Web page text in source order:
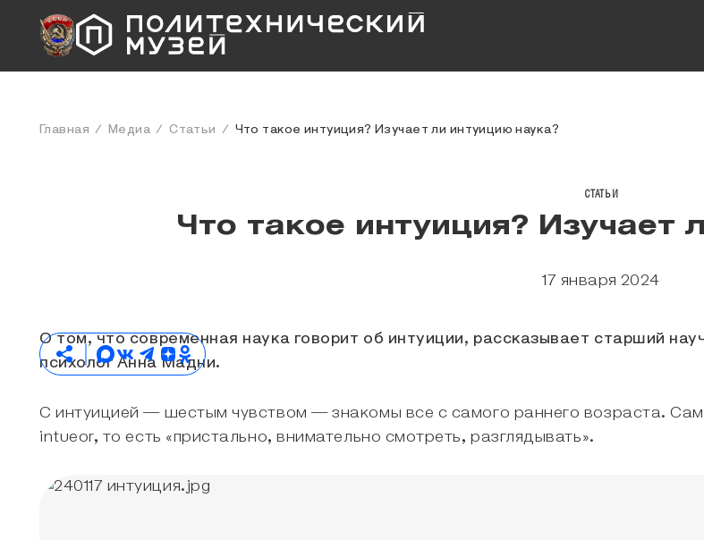
Главная Медиа Статьи Что такое интуиция? Изучает ли интуицию наука?
СТАТЬИ
Что такое интуиция? Изучает
17 января 2024
О том, что современная наука говорит об интуиции, рассказывает старший
психолог Анна Мадни.
С интуицией — шестым чувством — знакомы все с самого раннего возраста.
intueor, то есть «пристально, внимательно смотреть, разглядывать».